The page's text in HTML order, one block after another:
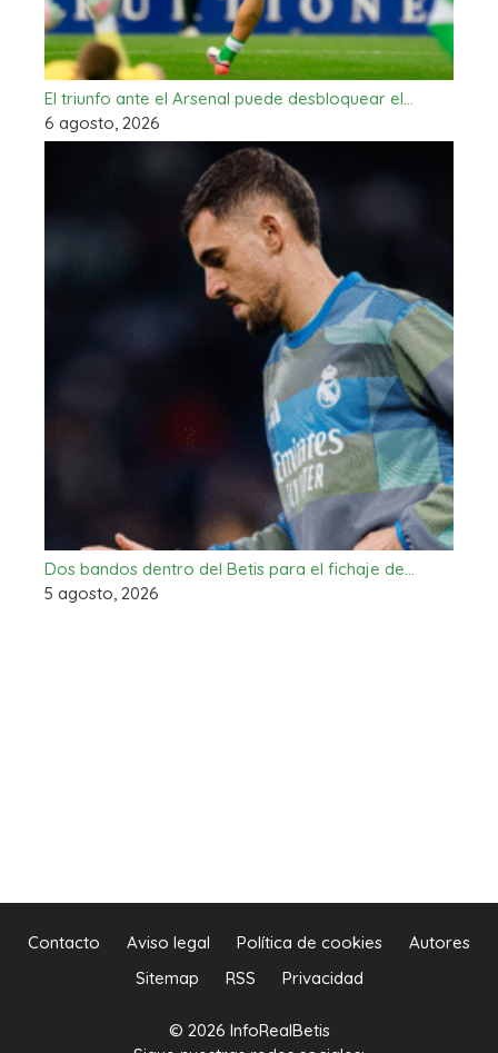
El triunfo ante el Arsenal puede desbloquear el…
6 agosto, 2026
Dos bandos dentro del Betis para el fichaje de…
5 agosto, 2026
Contacto Aviso legal Política de cookies
Autores
Sitemap
RSS Privacidad
© 2026 InfoRealBetis